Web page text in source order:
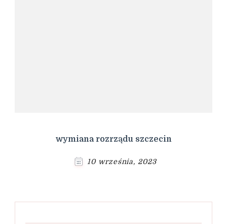
wymiana rozrządu szczecin
10 września, 2023